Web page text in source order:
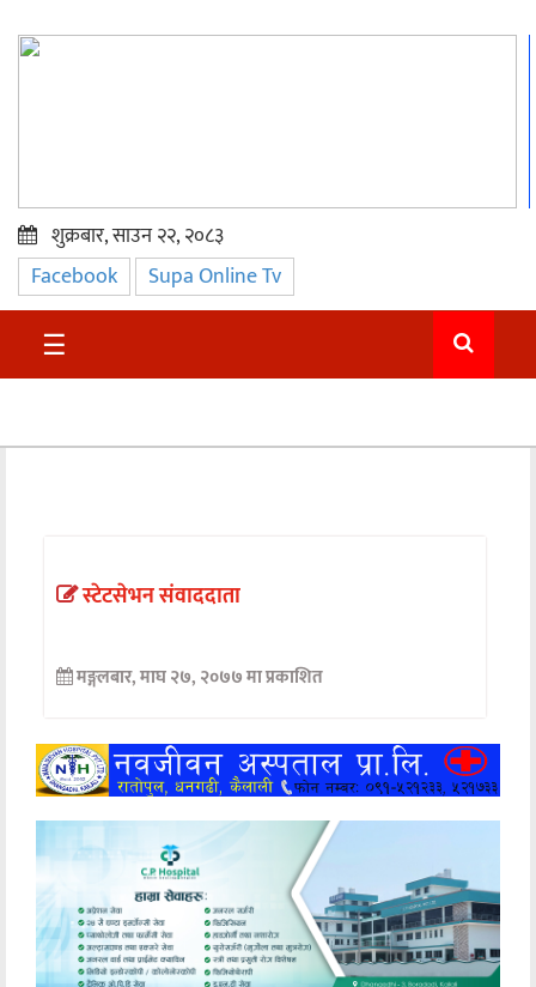
प्रमुख
समाचार
सुदुर
अन्तर्वार्ता
खेलकुद
अन्य
शुक्रबार, साउन २२, २०८३
Facebook Supa Online Tv
☰
स्टेटसेभन संवाददाता
मङ्गलबार, माघ २७, २०७७ मा प्रकाशित